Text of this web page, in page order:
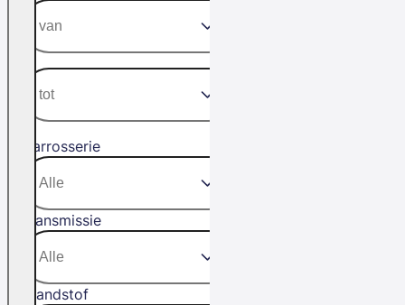
Carrosserie
Transmissie
Brandstof